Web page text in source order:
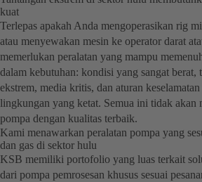
kuat
Terlepas apakah Anda mengoperasikan rig
atau menyewakan mesin ke operator darat
memerlukan peralatan yang mampu
dalam kebutuhan: kondisi yang sangat berat,
ekstrem, media kritis, dan aturan
lingkungan yang ketat. Semua ini tidak akan
pompa dengan kualitas terbaik.
Kami menawarkan peralatan pompa yang
dan gas di sektor hulu
KSB memiliki portofolio yang luas terkait
dari pompa pemrosesan khusus sesuai